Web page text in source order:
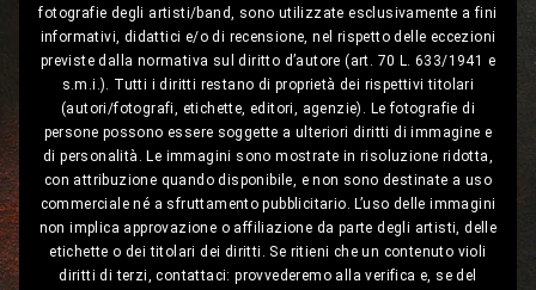
fotografie degli artisti/band, sono utilizzate esclusivamente a fini
informativi, didattici e/o di recensione, nel rispetto delle eccezioni
previste dalla normativa sul diritto d’autore (art. 70 L. 633/1941 e
s.m.i.). Tutti i diritti restano di proprietà dei rispettivi titolari
(autori/fotografi, etichette, editori, agenzie). Le fotografie di
persone possono essere soggette a ulteriori diritti di immagine e
di personalità. Le immagini sono mostrate in risoluzione ridotta,
con attribuzione quando disponibile, e non sono destinate a uso
commerciale né a sfruttamento pubblicitario. L’uso delle immagini
non implica approvazione o affiliazione da parte degli artisti, delle
etichette o dei titolari dei diritti. Se ritieni che un contenuto violi
diritti di terzi, contattaci: provvederemo alla verifica e, se del